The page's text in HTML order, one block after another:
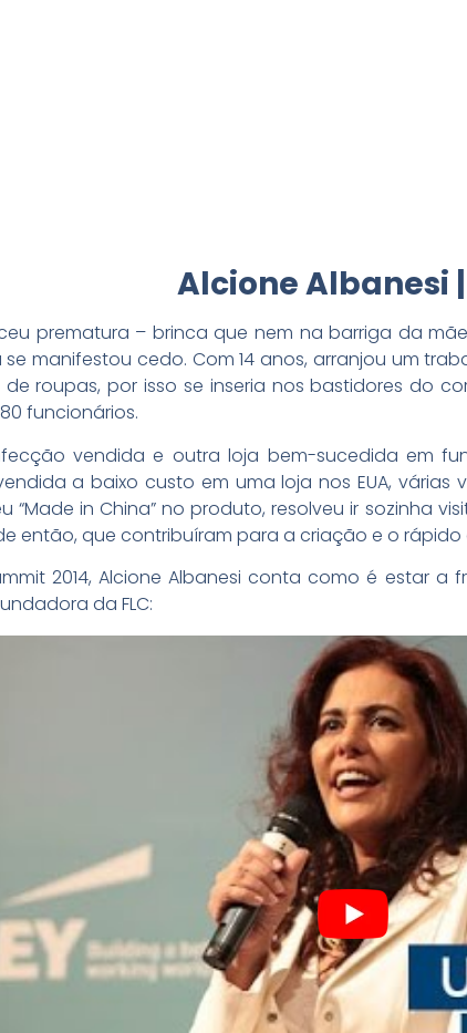
Alcione Albanesi |
prematura – brinca que nem na barriga da
manifestou cedo. Com 14 anos, arranjou um
roupas, por isso se inseria nos bastidores do
funcionários.
vendida e outra loja bem-sucedida em
a baixo custo em uma loja nos EUA, várias
“Made in China” no produto, resolveu ir sozinha
então, que contribuíram para a criação e o rápido
2014, Alcione Albanesi conta como é estar
da FLC: